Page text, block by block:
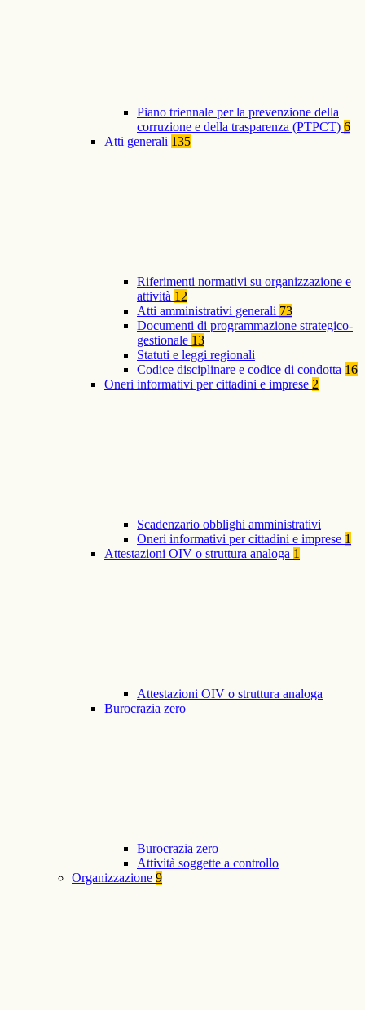
Piano triennale per la prevenzione della
corruzione e della trasparenza (PTPCT) 6
Atti generali 135
Riferimenti normativi su organizzazione e
attività 12
Atti amministrativi generali 73
Documenti di programmazione strategico-
gestionale 13
Statuti e leggi regionali
Codice disciplinare e codice di condotta 16
Oneri informativi per cittadini e imprese 2
Scadenzario obblighi amministrativi
Oneri informativi per cittadini e imprese 1
Attestazioni OIV o struttura analoga 1
Attestazioni OIV o struttura analoga
Burocrazia zero
Burocrazia zero
Attività soggette a controllo
Organizzazione 9